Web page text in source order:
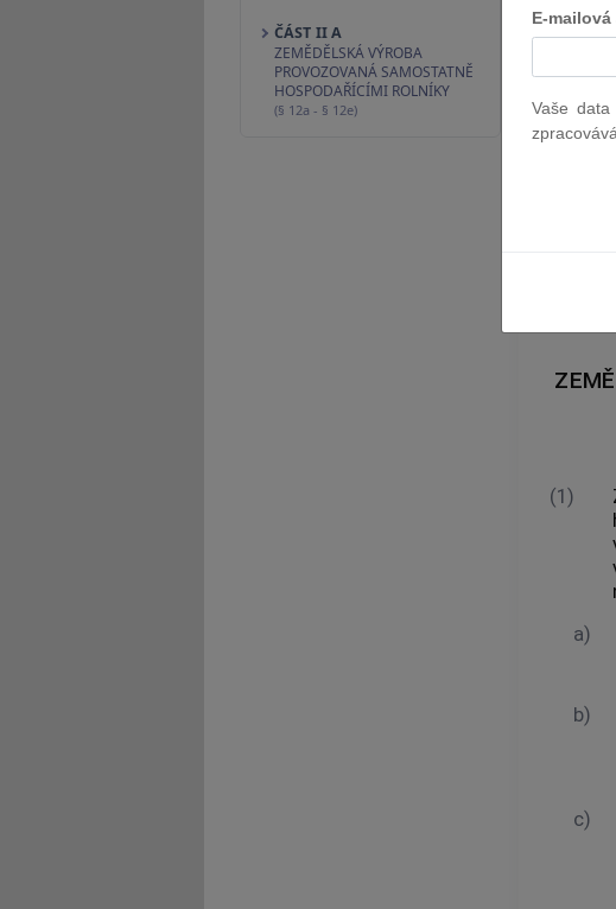
ČÁST II A
ZEMĚDĚLSKÁ VÝROBA
PROVOZOVANÁ SAMOSTATNĚ
HOSPODAŘÍCÍMI ROLNÍKY
(§ 12a - § 12e)
na
(1)
a)
b)
c)
E-mailová
Vaše